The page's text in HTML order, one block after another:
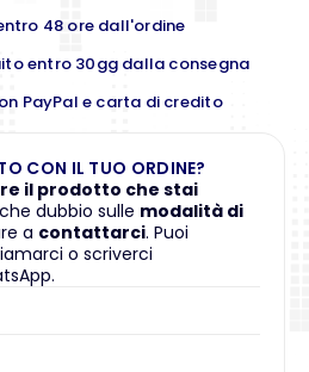
48 ore dall'ordine
entro 30gg dalla consegna
PayPal e carta di credito
CON IL TUO ORDINE?
il prodotto che stai
dubbio sulle modalità di
a contattarci. Puoi
o scriverci